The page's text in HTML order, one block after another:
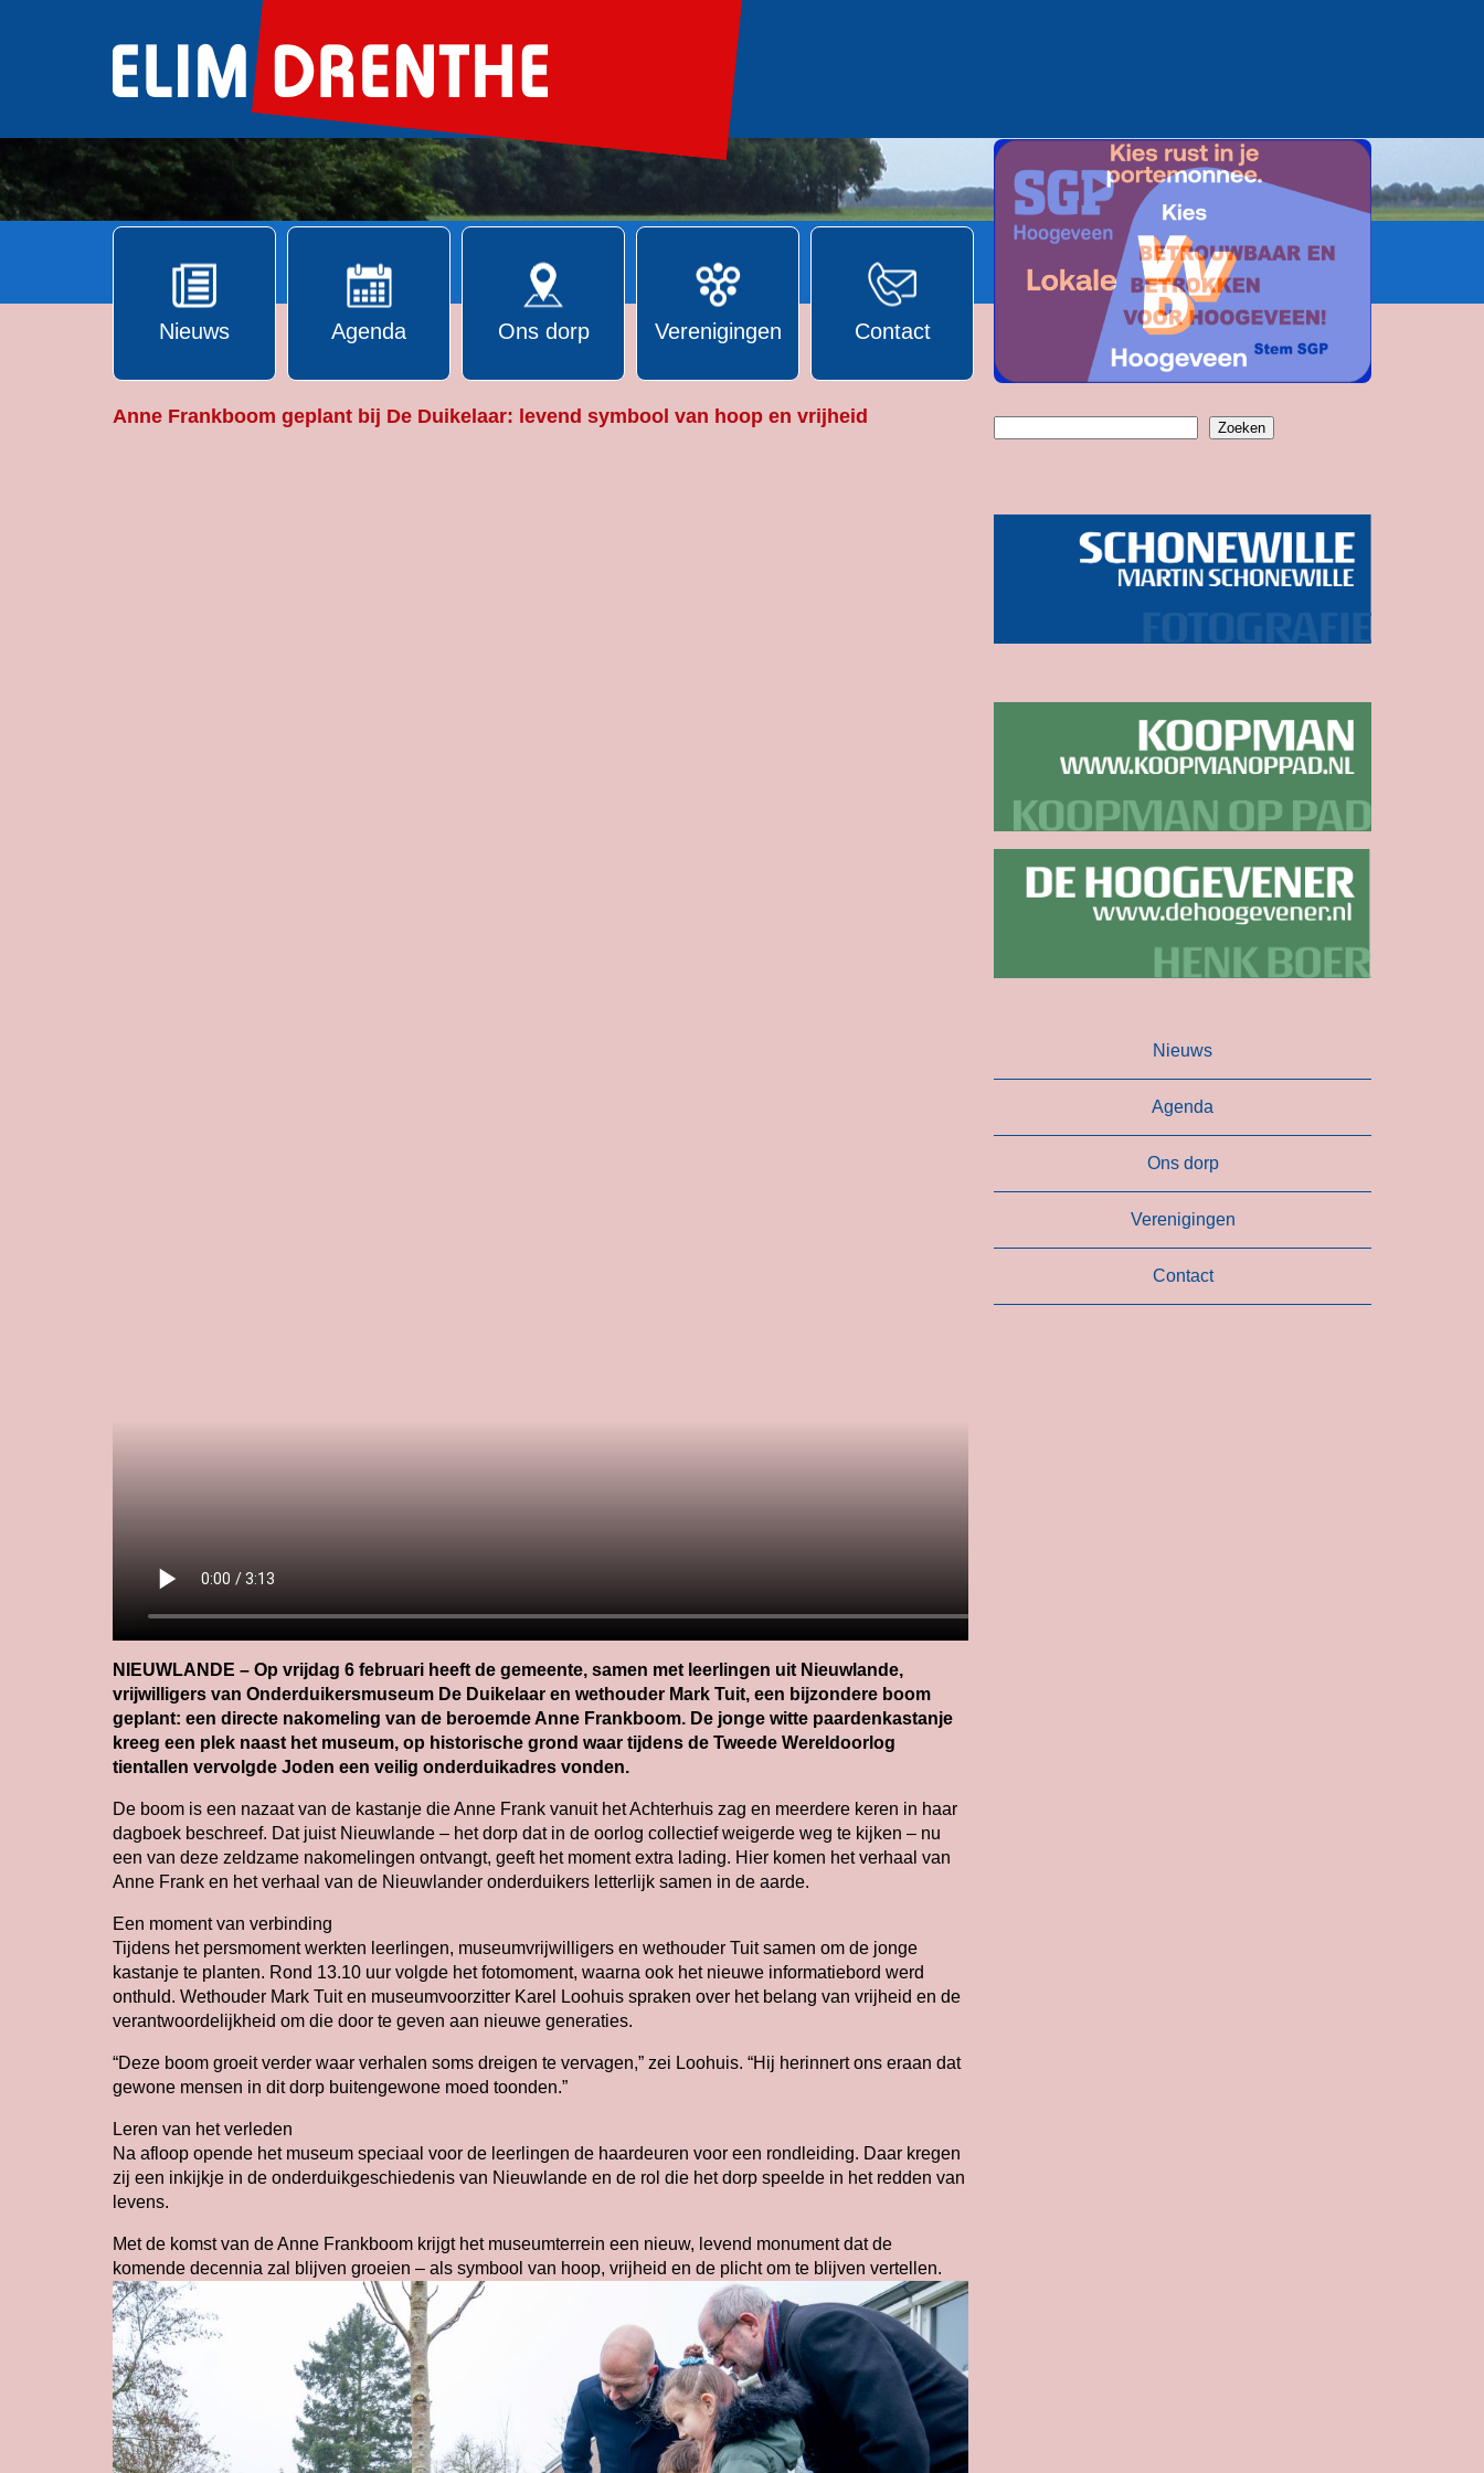
Nieuws Agenda Ons dorp Verenigingen Contact
Anne Frankboom geplant bij De Duikelaar: levend symbool van hoop en vrijheid
NIEUWLANDE – Op vrijdag 6 februari heeft de gemeente, samen met leerlingen uit Nieuwlande,
vrijwilligers van Onderduikersmuseum De Duikelaar en wethouder Mark Tuit, een bijzondere boom
geplant: een directe nakomeling van de beroemde Anne Frankboom. De jonge witte paardenkastanje
kreeg een plek naast het museum, op historische grond waar tijdens de Tweede Wereldoorlog
tientallen vervolgde Joden een veilig onderduikadres vonden.
De boom is een nazaat van de kastanje die Anne Frank vanuit het Achterhuis zag en meerdere keren in haar
dagboek beschreef. Dat juist Nieuwlande – het dorp dat in de oorlog collectief weigerde weg te kijken – nu
een van deze zeldzame nakomelingen ontvangt, geeft het moment extra lading. Hier komen het verhaal van
Anne Frank en het verhaal van de Nieuwlander onderduikers letterlijk samen in de aarde.
Een moment van verbinding
Tijdens het persmoment werkten leerlingen, museumvrijwilligers en wethouder Tuit samen om de jonge
kastanje te planten. Rond 13.10 uur volgde het fotomoment, waarna ook het nieuwe informatiebord werd
onthuld. Wethouder Mark Tuit en museumvoorzitter Karel Loohuis spraken over het belang van vrijheid en de
verantwoordelijkheid om die door te geven aan nieuwe generaties.
“Deze boom groeit verder waar verhalen soms dreigen te vervagen,” zei Loohuis. “Hij herinnert ons eraan dat
gewone mensen in dit dorp buitengewone moed toonden.”
Leren van het verleden
Na afloop opende het museum speciaal voor de leerlingen de haardeuren voor een rondleiding. Daar kregen
zij een inkijkje in de onderduikgeschiedenis van Nieuwlande en de rol die het dorp speelde in het redden van
levens.
Met de komst van de Anne Frankboom krijgt het museumterrein een nieuw, levend monument dat de
komende decennia zal blijven groeien – als symbool van hoop, vrijheid en de plicht om te blijven vertellen.
Zoeken
Nieuws
Agenda
Ons dorp
Verenigingen
Contact